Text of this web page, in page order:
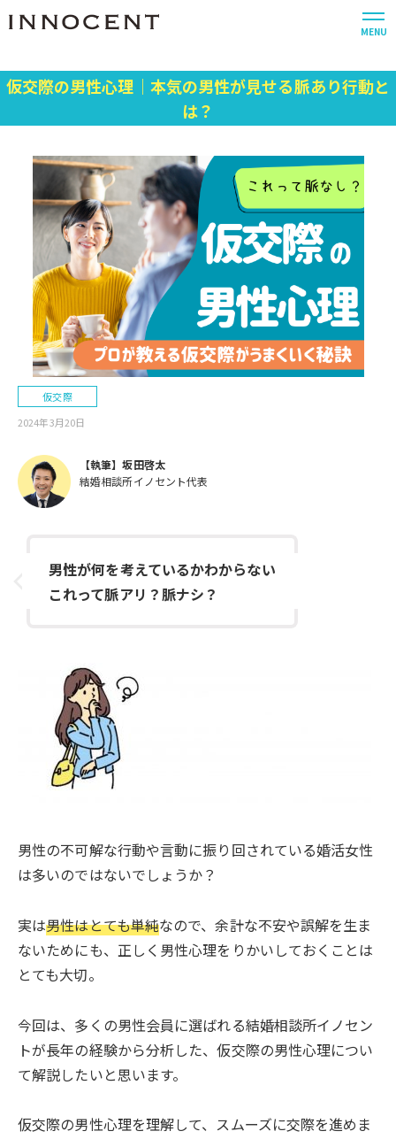
MENU
仮交際の男性心理｜本気の男性が見せる脈あり行動と
は？
仮交際
2024年3月20日
【執筆】坂田啓太
結婚相談所イノセント代表
男性が何を考えているかわからない
これって脈アリ？脈ナシ？
男性の不可解な行動や言動に振り回されている婚活女性
は多いのではないでしょうか？
実は男性はとても単純なので、余計な不安や誤解を生ま
ないためにも、正しく男性心理をりかいしておくことは
とても大切。
今回は、多くの男性会員に選ばれる結婚相談所イノセン
トが長年の経験から分析した、仮交際の男性心理につい
て解説したいと思います。
仮交際の男性心理を理解して、スムーズに交際を進めま